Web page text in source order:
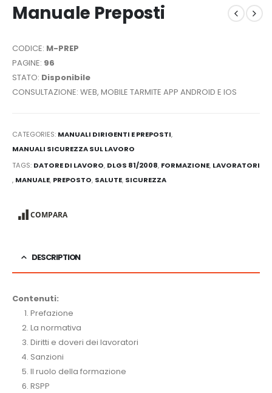
Manuale Preposti
CODICE: M-PREP
PAGINE: 96
STATO: Disponibile
CONSULTAZIONE: WEB, MOBILE TARMITE APP ANDROID E IOS
CATEGORIES: MANUALI DIRIGENTI E PREPOSTI,
MANUALI SICUREZZA SUL LAVORO
TAGS: DATORE DI LAVORO, DLGS 81/2008, FORMAZIONE, LAVORATORI
, MANUALE, PREPOSTO, SALUTE, SICUREZZA
COMPARA
DESCRIPTION
Contenuti:
Prefazione
La normativa
Diritti e doveri dei lavoratori
Sanzioni
Il ruolo della formazione
RSPP